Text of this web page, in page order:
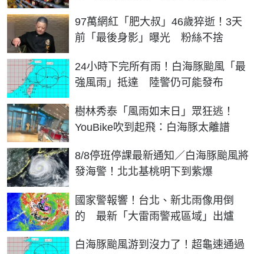
97萬網紅「肥大叔」46歲猝逝！3天
前「最後身影」曝光 粉絲不捨
24小時下完所有雨！白海豚颱風「最
強風雨」抵達 陸警仍可能發布
樹林秀泰「風雨如末日」眾狂逃！
YouBike吹到起飛：白海豚太離譜
8/8停班停課最新通知／白海豚颱風將
發海警！北北基桃明下到紫爆
國家警報響！台北、新北雨像用倒
的 最新「大雷雨警戒區域」出爐
白海豚颱風游到沒力了！超龜速通過